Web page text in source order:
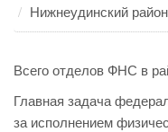
Нижнеудинский район
Всего отделов ФНС в
Главная задача
за исполнением